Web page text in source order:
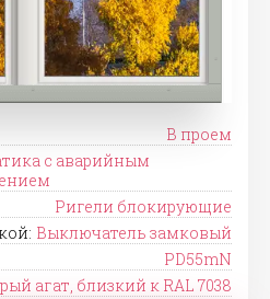
В проем
с аварийным
Ригели блокирующие
Выключатель замковый
PD55mN
агат, близкий к RAL 7038